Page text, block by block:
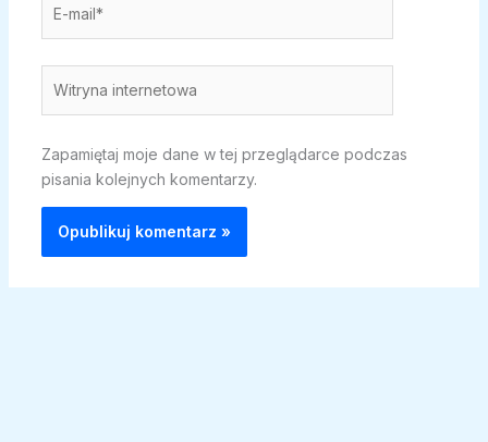
mail*
internetowa
Zapamiętaj moje dane w tej przeglądarce podczas
pisania kolejnych komentarzy.